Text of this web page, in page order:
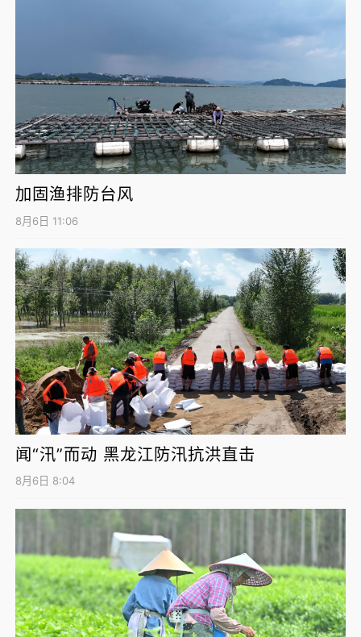
加固渔排防台风
8月6日 11:06
闻“汛”而动 黑龙江防汛抗洪直击
8月6日 8:04